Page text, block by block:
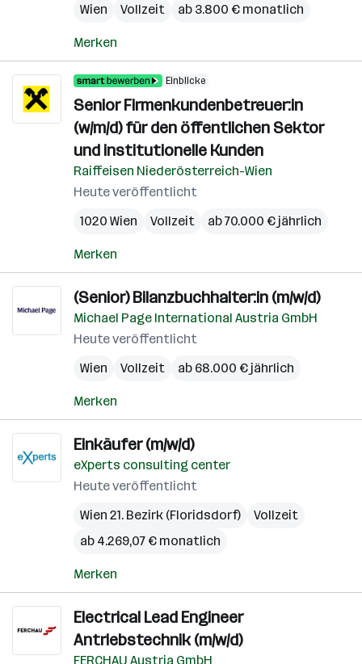
Wien
Vollzeit ab 3.800 € monatlich
Merken
Einblicke
Senior Firmenkundenbetreuer:in
(w/m/d) für den öffentlichen Sektor
und institutionelle Kunden
Raiffeisen Niederösterreich-Wien
Heute veröffentlicht
1020 Wien
Vollzeit ab 70.000 € jährlich
Merken
(Senior) Bilanzbuchhalter:in (m/w/d)
Michael Page International Austria GmbH
Heute veröffentlicht
Wien
Vollzeit ab 68.000 € jährlich
Merken
Einkäufer (m/w/d)
eXperts consulting center
Heute veröffentlicht
Wien 21. Bezirk (Floridsdorf)
Vollzeit
ab 4.269,07 € monatlich
Merken
Electrical Lead Engineer
Antriebstechnik (m/w/d)
FERCHAU Austria GmbH